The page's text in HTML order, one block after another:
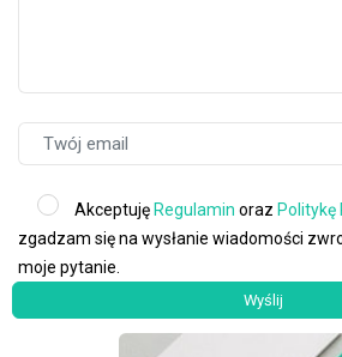
Akceptuję Regulamin oraz Politykę
zgadzam się na wysłanie wiadomości
moje pytanie.